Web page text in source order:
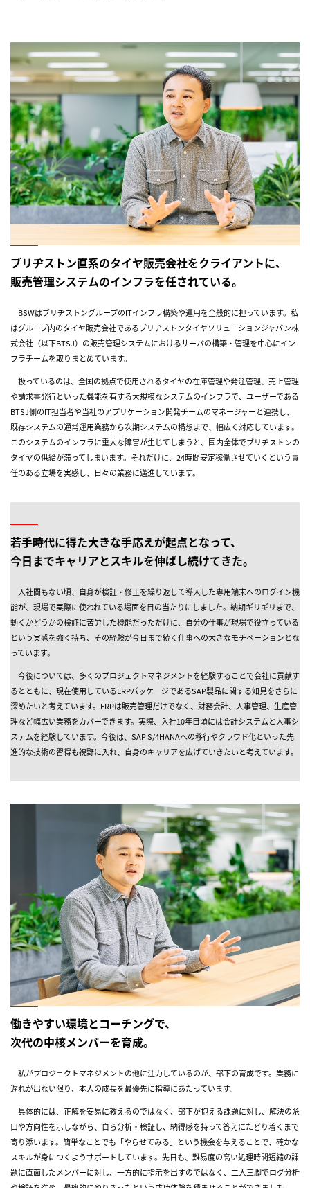
About
Work
ブリヂストン直系のタイヤ販売会社をクライアントに、
販売管理システムのインフラを任されている。
BSWはブリヂストングループのITインフラ構築や運用を全般的に担っています。私
はグループ内のタイヤ販売会社であるブリヂストンタイヤソリューションジャパン株
式会社（以下BTSJ）の販売管理システムにおけるサーバの構築・管理を中心にイン
フラチームを取りまとめています。
扱っているのは、全国の拠点で使用されるタイヤの在庫管理や発注管理、売上管理
や請求書発行といった機能を有する大規模なシステムのインフラで、ユーザーである
BTSJ側のIT担当者や当社のアプリケーション開発チームのマネージャーと連携し、
既存システムの通常運用業務から次期システムの構想まで、幅広く対応しています。
このシステムのインフラに重大な障害が生じてしまうと、国内全体でブリヂストンの
タイヤの供給が滞ってしまいます。それだけに、24時間安定稼働させていくという責
任のある立場を実感し、日々の業務に邁進しています。
若手時代に得た大きな手応えが起点となって、
今日までキャリアとスキルを伸ばし続けてきた。
入社間もない頃、自身が検証・修正を繰り返して導入した専用端末へのログイン機
能が、現場で実際に使われている場面を目の当たりにしました。納期ギリギリまで、
動くかどうかの検証に苦労した機能だっただけに、自分の仕事が現場で役立っている
という実感を強く持ち、その経験が今日まで続く仕事への大きなモチベーションとな
っています。
今後については、多くのプロジェクトマネジメントを経験することで会社に貢献す
るとともに、現在使用しているERPパッケージであるSAP製品に関する知見をさらに
深めたいと考えています。ERPは販売管理だけでなく、財務会計、人事管理、生産管
理など幅広い業務をカバーできます。実際、入社10年目頃には会計システムと人事シ
ステムを経験しています。今後は、SAP S/4HANAへの移行やクラウド化といった先
進的な技術の習得も視野に入れ、自身のキャリアを広げていきたいと考えています。
働きやすい環境とコーチングで、
次代の中核メンバーを育成。
私がプロジェクトマネジメントの他に注力しているのが、部下の育成です。業務に
遅れが出ない限り、本人の成長を最優先に指導にあたっています。
具体的には、正解を安易に教えるのではなく、部下が抱える課題に対し、解決の糸
口や方向性を示しながら、自ら分析・検証し、納得感を持って答えにたどり着くまで
寄り添います。簡単なことでも「やらせてみる」という機会を与えることで、確かな
スキルが身につくようサポートしています。先日も、難易度の高い処理時間短縮の課
題に直面したメンバーに対し、一方的に指示を出すのではなく、二人三脚でログ分析